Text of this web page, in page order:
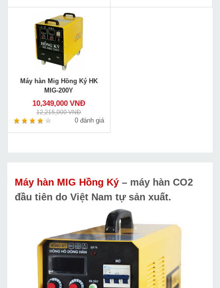
Máy hàn Mig Hồng Ký HK
MIG-200Y
10,349,000 VNĐ
12,215,000 VNĐ
0 đánh giá
Máy hàn MIG Hồng Ký – máy hàn CO2
đầu tiên do Việt Nam tự sản xuất.